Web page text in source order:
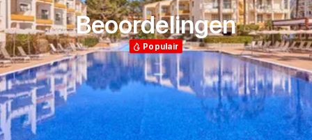
Beoordelingen
Populair